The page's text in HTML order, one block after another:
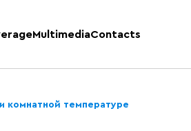
MultimediaContacts
комнатной температуре